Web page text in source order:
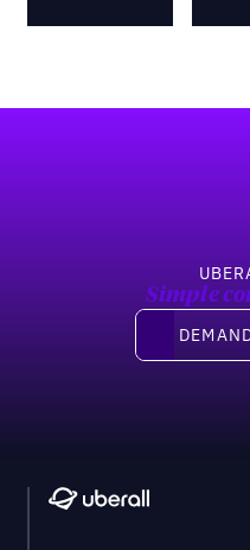
Simple
Demandez